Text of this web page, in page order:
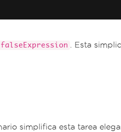
falseExpression
. Esta
simplifica esta tarea